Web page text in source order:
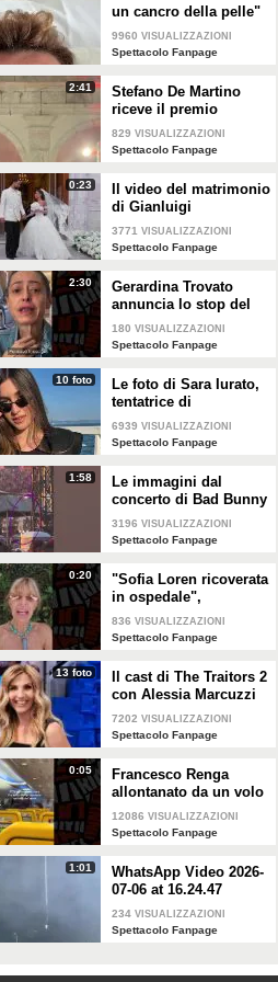
un cancro della pelle"
e apre al dibattito sulle
creme solari
9960 VISUALIZZAZIONI
Spettacolo Fanpage
2:41
Stefano De Martino
riceve il premio
intitolato al padre
Enrico
829 VISUALIZZAZIONI
Spettacolo Fanpage
0:23
Il video del matrimonio
di Gianluigi
Donnarumma e Alessia
Elefante
3771 VISUALIZZAZIONI
Spettacolo Fanpage
2:30
Gerardina Trovato
annuncia lo stop del
tour per problemi di
salute
180 VISUALIZZAZIONI
Spettacolo Fanpage
10 foto
Le foto di Sara Iurato,
tentatrice di
Temptation Island 2026
6939 VISUALIZZAZIONI
Spettacolo Fanpage
1:58
Le immagini dal
concerto di Bad Bunny
a Milano
3196 VISUALIZZAZIONI
Spettacolo Fanpage
0:20
"Sofia Loren ricoverata
in ospedale",
Alessandra Mussolini
smentisce: "È serena e
836 VISUALIZZAZIONI
Spettacolo Fanpage
13 foto
Il cast di The Traitors 2
con Alessia Marcuzzi
7202 VISUALIZZAZIONI
Spettacolo Fanpage
0:05
Francesco Renga
allontanato da un volo
Ryanair dopo una
discussione con gli
12086 VISUALIZZAZIONI
Spettacolo Fanpage
1:01
WhatsApp Video 2026-
07-06 at 16.24.47
234 VISUALIZZAZIONI
Spettacolo Fanpage